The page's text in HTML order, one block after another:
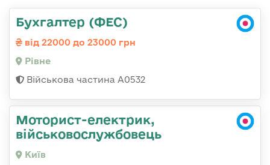
Бухгалтер (ФЕС)
від 22000 до 23000 грн
Рівне
Військова частина А0532
Моторист-електрик,
військовослужбовець
Київ